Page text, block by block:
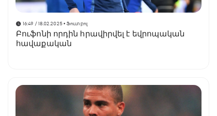
16:49 / 18.02.2025• Ֆուտբոլ
Բուֆոնի որդին հրավիրվել է եվրոպական
հավաքական